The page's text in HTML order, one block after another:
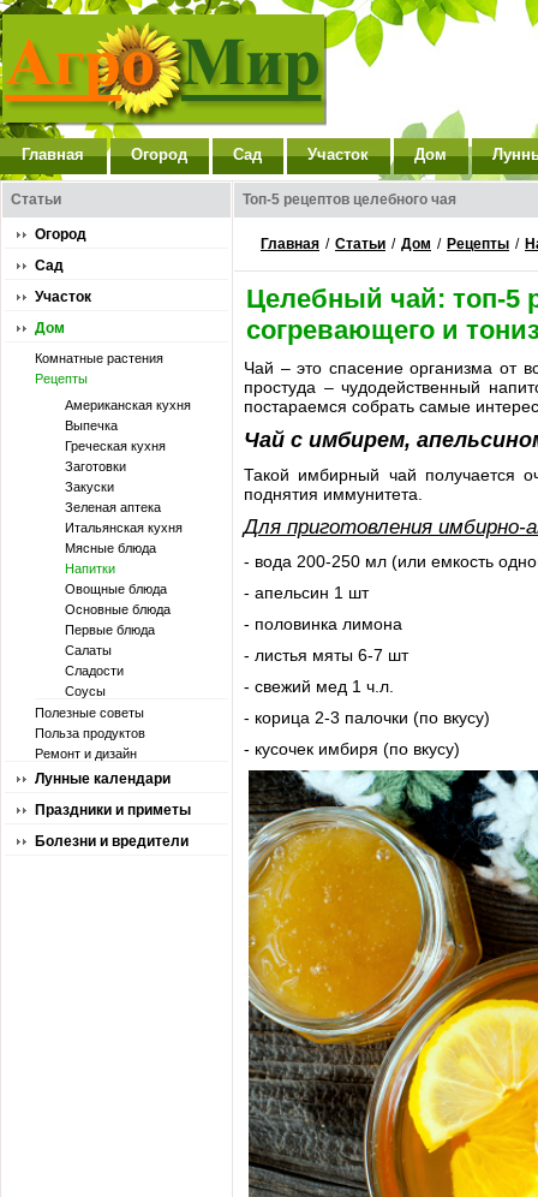
Главная Огород Сад Участок Дом
Статьи
Огород
Сад
Участок
Дом
Комнатные растения
Рецепты
Американская кухня
Выпечка
Греческая кухня
Заготовки
Закуски
Зеленая аптека
Итальянская кухня
Мясные блюда
Напитки
Овощные блюда
Основные блюда
Первые блюда
Салаты
Сладости
Соусы
Полезные советы
Польза продуктов
Ремонт и дизайн
Лунные календари
Праздники и приметы
Болезни и вредители
Топ-5 рецептов целебного чая
Главная / Статьи / Дом / Рецепты /
Целебный чай: топ-5
согревающего и
Чай – это спасение организма от
простуда – чудодейственный
постараемся собрать самые
Чай с имбирем,
Такой имбирный чай получается
поднятия иммунитета.
Для приготовления имбирно-
- вода 200-250 мл (или емкость
- апельсин 1 шт
- половинка лимона
- листья мяты 6-7 шт
- свежий мед 1 ч.л.
- корица 2-3 палочки (по вкусу)
- кусочек имбиря (по вкусу)